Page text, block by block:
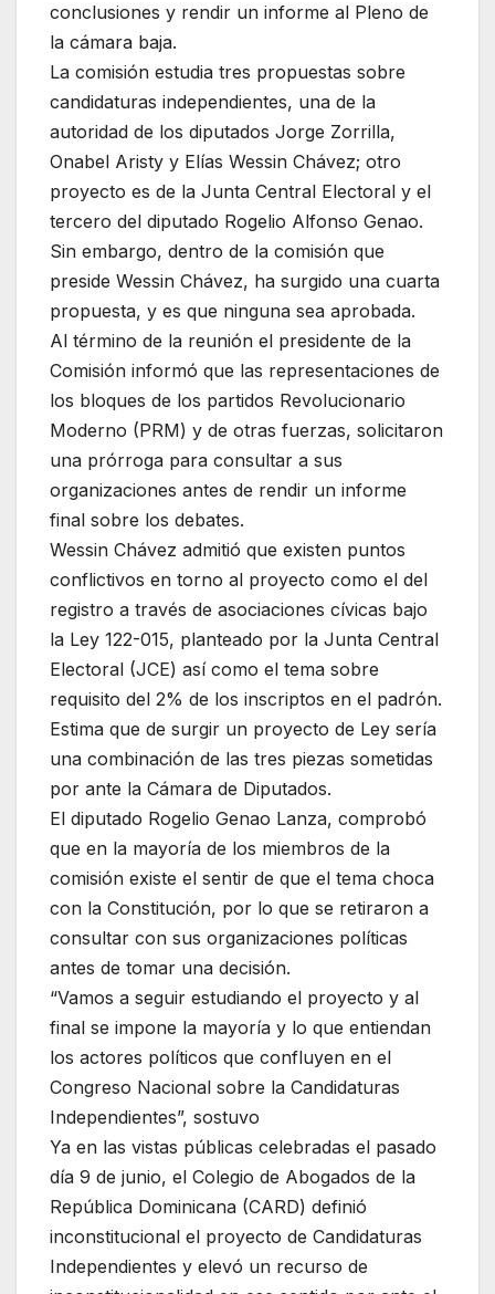
conclusiones y rendir un informe al Pleno de
la cámara baja.
La comisión estudia tres propuestas sobre
candidaturas independientes, una de la
autoridad de los diputados Jorge Zorrilla,
Onabel Aristy y Elías Wessin Chávez; otro
proyecto es de la Junta Central Electoral y el
tercero del diputado Rogelio Alfonso Genao.
Sin embargo, dentro de la comisión que
preside Wessin Chávez, ha surgido una cuarta
propuesta, y es que ninguna sea aprobada.
Al término de la reunión el presidente de la
Comisión informó que las representaciones de
los bloques de los partidos Revolucionario
Moderno (PRM) y de otras fuerzas, solicitaron
una prórroga para consultar a sus
organizaciones antes de rendir un informe
final sobre los debates.
Wessin Chávez admitió que existen puntos
conflictivos en torno al proyecto como el del
registro a través de asociaciones cívicas bajo
la Ley 122-015, planteado por la Junta Central
Electoral (JCE) así como el tema sobre
requisito del 2% de los inscriptos en el padrón.
Estima que de surgir un proyecto de Ley sería
una combinación de las tres piezas sometidas
por ante la Cámara de Diputados.
El diputado Rogelio Genao Lanza, comprobó
que en la mayoría de los miembros de la
comisión existe el sentir de que el tema choca
con la Constitución, por lo que se retiraron a
consultar con sus organizaciones políticas
antes de tomar una decisión.
“Vamos a seguir estudiando el proyecto y al
final se impone la mayoría y lo que entiendan
los actores políticos que confluyen en el
Congreso Nacional sobre la Candidaturas
Independientes”, sostuvo
Ya en las vistas públicas celebradas el pasado
día 9 de junio, el Colegio de Abogados de la
República Dominicana (CARD) definió
inconstitucional el proyecto de Candidaturas
Independientes y elevó un recurso de